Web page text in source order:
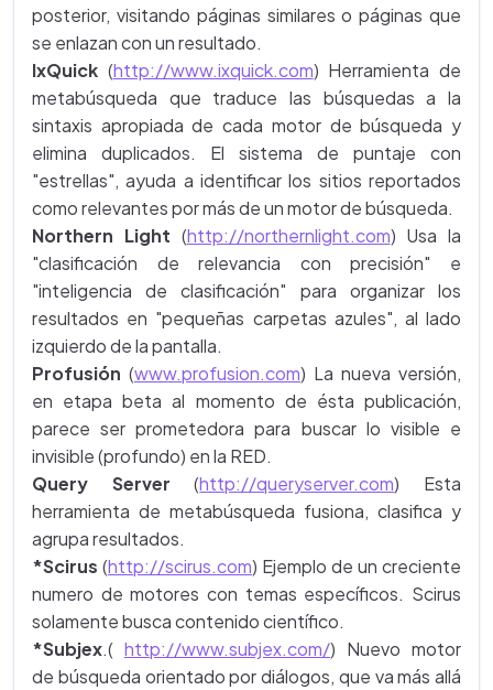
posterior, visitando páginas similares o páginas que
se enlazan con un resultado.
IxQuick (http://www.ixquick.com) Herramienta de
metabúsqueda que traduce las búsquedas a la
sintaxis apropiada de cada motor de búsqueda y
elimina duplicados. El sistema de puntaje con
"estrellas", ayuda a identificar los sitios reportados
como relevantes por más de un motor de búsqueda.
Northern Light (http://northernlight.com) Usa la
"clasificación de relevancia con precisión" e
"inteligencia de clasificación" para organizar los
resultados en "pequeñas carpetas azules", al lado
izquierdo de la pantalla.
Profusión (www.profusion.com) La nueva versión,
en etapa beta al momento de ésta publicación,
parece ser prometedora para buscar lo visible e
invisible (profundo) en la RED.
Query Server (http://queryserver.com) Esta
herramienta de metabúsqueda fusiona, clasifica y
agrupa resultados.
*Scirus (http://scirus.com) Ejemplo de un creciente
numero de motores con temas específicos. Scirus
solamente busca contenido científico.
*Subjex.( http://www.subjex.com/) Nuevo motor
de búsqueda orientado por diálogos, que va más allá